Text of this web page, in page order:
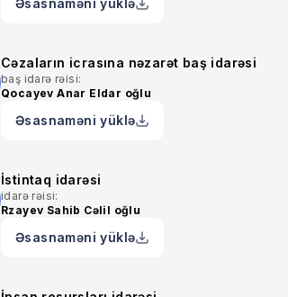
Əsasnaməni yüklə
Cəzaların icrasına nəzarət baş idarəsi
baş idarə rəisi:
Qocayev Anar Eldar oğlu
Əsasnaməni yüklə
İstintaq idarəsi
idarə rəisi:
Rzayev Sahib Cəlil oğlu
Əsasnaməni yüklə